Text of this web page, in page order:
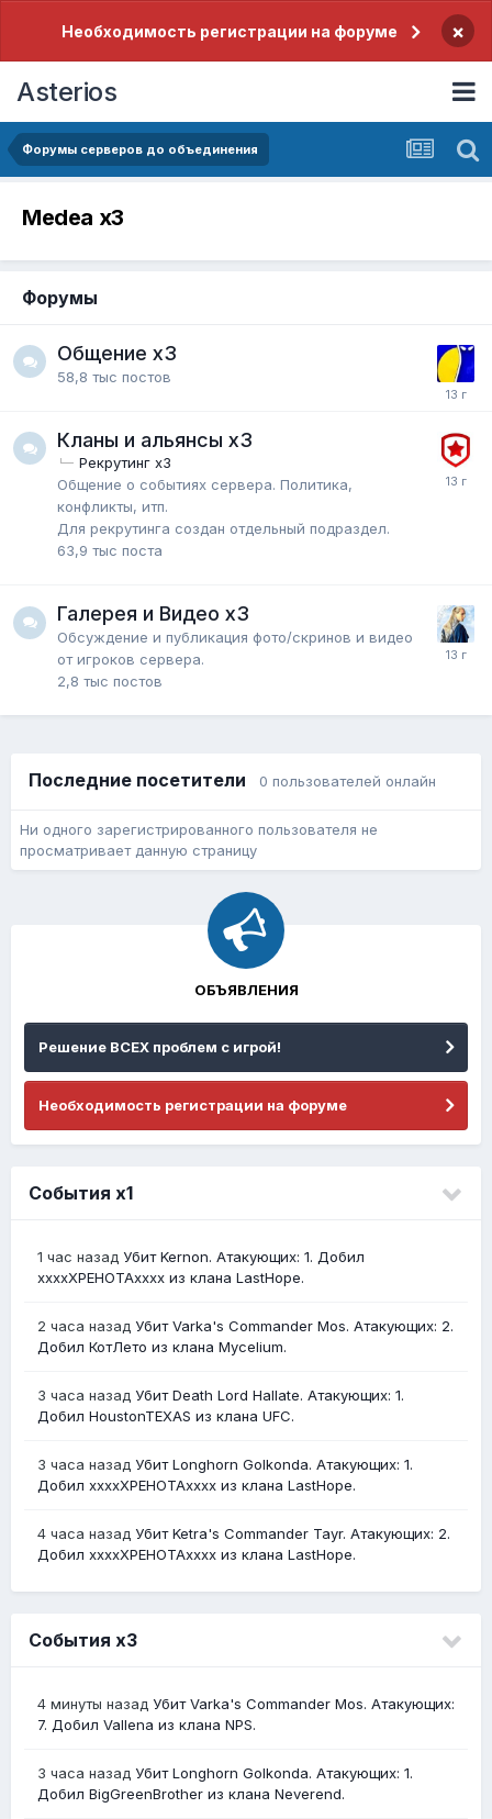
Необходимость регистрации на форуме ×
Asterios
Форумы серверов до объединения
Medea x3
Форумы
Общение x3
58,8 тыс постов
Кланы и альянсы x3
Рекрутинг x3
Общение о событиях сервера. Политика,
конфликты, итп.
Для рекрутинга создан отдельный подраздел.
63,9 тыс поста
Галерея и Видео x3
Обсуждение и публикация фото/скринов и видео
от игроков сервера.
2,8 тыс постов
Последние посетители 0 пользователей онлайн
Ни одного зарегистрированного пользователя не
просматривает данную страницу
ОБЪЯВЛЕНИЯ
Решение ВСЕХ проблем с игрой!
Необходимость регистрации на форуме
События х1
1 час назад Убит Kernon. Атакующих: 1. Добил
ххххХРЕНОТАхххх из клана LastHope.
2 часа назад Убит Varka's Commander Mos. Атакующих: 2.
Добил КотЛето из клана Mycelium.
3 часа назад Убит Death Lord Hallate. Атакующих: 1.
Добил HoustonTEXAS из клана UFC.
3 часа назад Убит Longhorn Golkonda. Атакующих: 1.
Добил ххххХРЕНОТАхххх из клана LastHope.
4 часа назад Убит Ketra's Commander Tayr. Атакующих: 2.
Добил ххххХРЕНОТАхххх из клана LastHope.
События х3
4 минуты назад Убит Varka's Commander Mos. Атакующих:
7. Добил Vallena из клана NPS.
3 часа назад Убит Longhorn Golkonda. Атакующих: 1.
Добил BigGreenBrother из клана Neverend.